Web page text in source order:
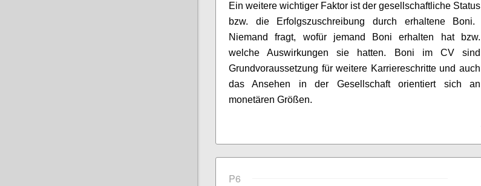
Ein weitere wichtiger Faktor ist der gesellschaftliche Status
bzw. die Erfolgszuschreibung durch erhaltene Boni.
Niemand fragt, wofür jemand Boni erhalten hat bzw.
welche Auswirkungen sie hatten. Boni im CV sind
Grundvoraussetzung für weitere Karriereschritte und auch
das Ansehen in der Gesellschaft orientiert sich an
monetären Größen.
P6